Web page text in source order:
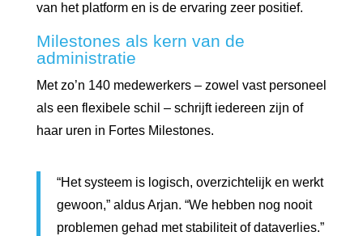
van het platform en is de ervaring zeer positief.
Milestones als kern van de
administratie
Met zo’n 140 medewerkers – zowel vast personeel
als een flexibele schil – schrijft iedereen zijn of
haar uren in Fortes Milestones.
“Het systeem is logisch, overzichtelijk en werkt
gewoon,” aldus Arjan. “We hebben nog nooit
problemen gehad met stabiliteit of dataverlies.”